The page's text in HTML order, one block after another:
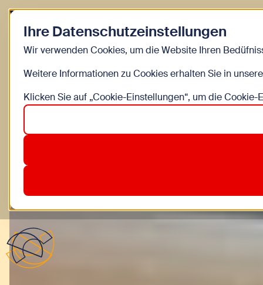
Zurück zur Startseite
Blog
BILDUNG MEDIEN
Gendersensible Kinderbücher
Ihre Datenschutzeinstellungen
Wir verwenden Cookies, um die Website Ihren
Weitere Informationen zu Cookies erhalten Sie in
Klicken Sie auf „Cookie-Einstellungen“, um die